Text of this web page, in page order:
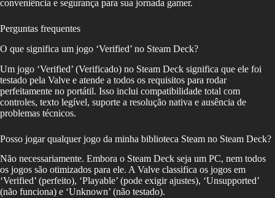
conveniência e segurança para sua jornada gamer.
Perguntas frequentes
O que significa um jogo ‘Verified’ no Steam Deck?
Um jogo ‘Verified’ (Verificado) no Steam Deck significa que ele foi
testado pela Valve e atende a todos os requisitos para rodar
perfeitamente no portátil. Isso inclui compatibilidade total com
controles, texto legível, suporte a resolução nativa e ausência de
problemas técnicos.
Posso jogar qualquer jogo da minha biblioteca Steam no Steam Deck?
Não necessariamente. Embora o Steam Deck seja um PC, nem todos
os jogos são otimizados para ele. A Valve classifica os jogos em
‘Verified’ (perfeito), ‘Playable’ (pode exigir ajustes), ‘Unsupported’
(não funciona) e ‘Unknown’ (não testado).